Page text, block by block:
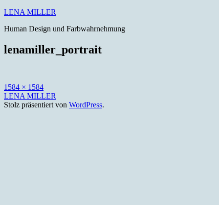
Zum
springen
LENA MILLER
Human Design und Farbwahrnehmung
lenamiller_portrait
Originalgröße
1584 × 1584
LENA MILLER
Stolz präsentiert von WordPress.